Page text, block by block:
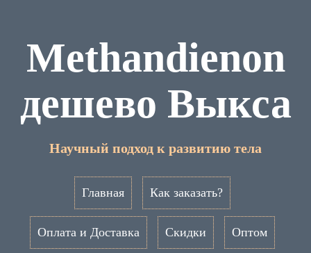
Methandienon
дешево Выкса
Научный подход к развитию тела
Главная Как заказать?
Оплата и Доставка Скидки Оптом